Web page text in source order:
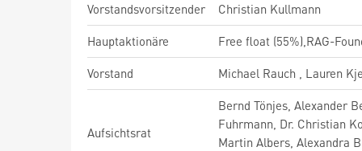
Vorstandsvorsitzender
Christian Kullmann
Hauptaktionäre
Free float (55%),RAG-
Vorstand
Michael Rauch , Lauren
Aufsichtsrat
Bernd Tönjes, Alexander
Fuhrmann, Dr. Christian
Martin Albers, Alexandra